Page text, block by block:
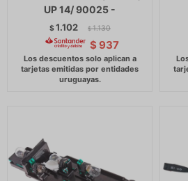
UP 14/ 90025 -
$1.102 $ 1.130
$ 937